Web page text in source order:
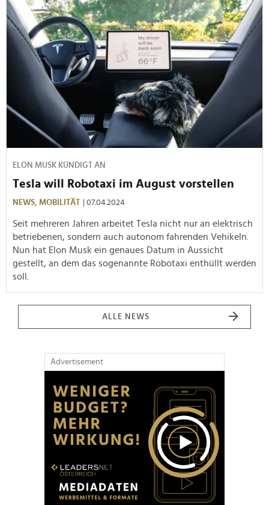
ELON MUSK KÜNDIGT AN
Tesla will Robotaxi im August vorstellen
NEWS, MOBILITÄT | 07.04.2024
Seit mehreren Jahren arbeitet Tesla nicht nur an elektrisch
betriebenen, sondern auch autonom fahrenden Vehikeln.
Nun hat Elon Musk ein genaues Datum in Aussicht
gestellt, an dem das sogenannte Robotaxi enthüllt werden
soll.
ALLE NEWS
Advertisement